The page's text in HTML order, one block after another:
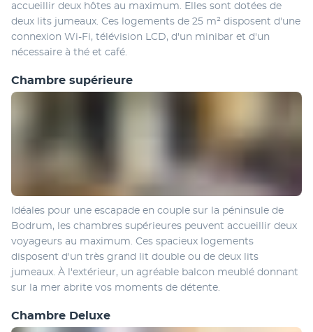
accueillir deux hôtes au maximum. Elles sont dotées de
deux lits jumeaux. Ces logements de 25 m² disposent d'une
connexion Wi-Fi, télévision LCD, d'un minibar et d'un
nécessaire à thé et café.
Chambre supérieure
Idéales pour une escapade en couple sur la péninsule de
Bodrum, les chambres supérieures peuvent accueillir deux
voyageurs au maximum. Ces spacieux logements
disposent d'un très grand lit double ou de deux lits
jumeaux. À l'extérieur, un agréable balcon meublé donnant
sur la mer abrite vos moments de détente.
Chambre Deluxe